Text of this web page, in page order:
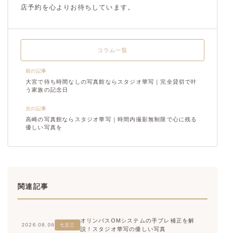
店予約を心よりお待ちしています。
前の記事
大宮で待ち時間なしの写真館ならスタジオ華写｜完全貸切で叶
う家族の記念日
コラム一覧
次の記事
高崎の写真館ならスタジオ華写｜時間内撮影無制限で心に残る
優しい写真を
関連記事
2026.08.06 七五三
オリンパスOMシステムの手ブレ補正を解
説！スタジオ華写の優しい写真